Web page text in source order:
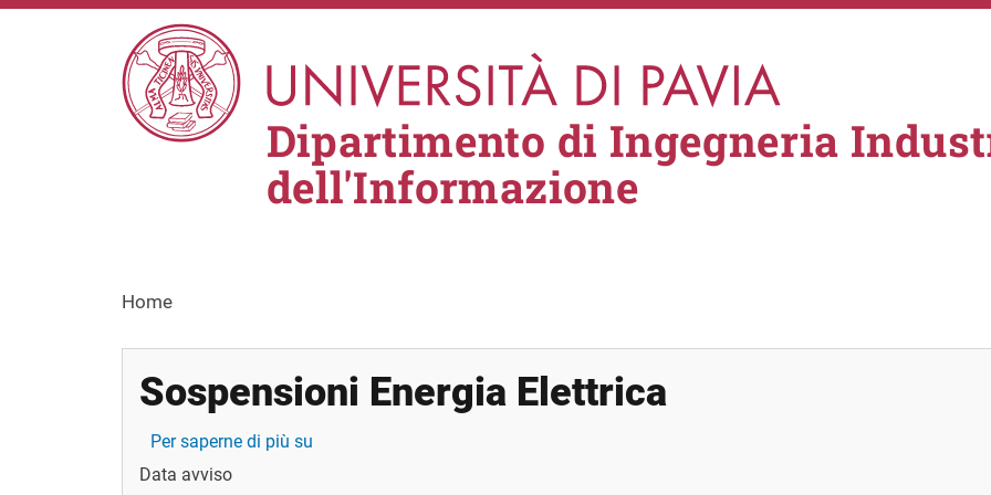
Salta al contenuto principale
Dipartimento di Ingegneria
dell'Informazione
Home
Sospensioni Energia Elettrica
Per saperne di più suSospensioni Energia Elettrica
Data avviso